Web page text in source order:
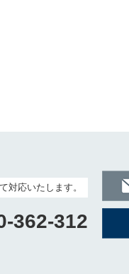
対応いたします。
362-312